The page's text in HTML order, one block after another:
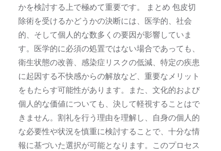
かを検討する上で極めて重要です。 まとめ 包皮切
除術を受けるかどうかの決断には、医学的、社会
的、そして個人的な数多くの要因が影響していま
す。医学的に必須の処置ではない場合であっても、
衛生状態の改善、感染症リスクの低減、特定の疾患
に起因する不快感からの解放など、重要なメリット
をもたらす可能性があります。また、文化的および
個人的な価値についても、決して軽視することはで
きません。割礼を行う理由を理解し、自身の個人的
な必要性や状況を慎重に検討することで、十分な情
報に基づいた選択が可能となります。このプロセス